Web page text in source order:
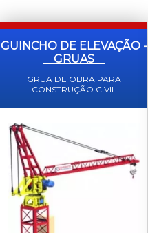
GUINCHO DE ELEVAÇÃO -
GRUAS
GRUA DE OBRA PARA
CONSTRUÇÃO CIVIL